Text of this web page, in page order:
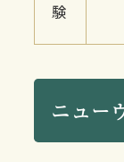
験
ニュー